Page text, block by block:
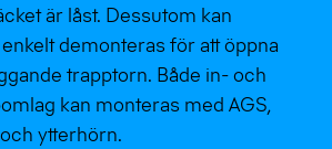
är låst. Dessutom kan
demonteras för att öppna
trapptorn. Både in- och
kan monteras med AGS,
ytterhörn.